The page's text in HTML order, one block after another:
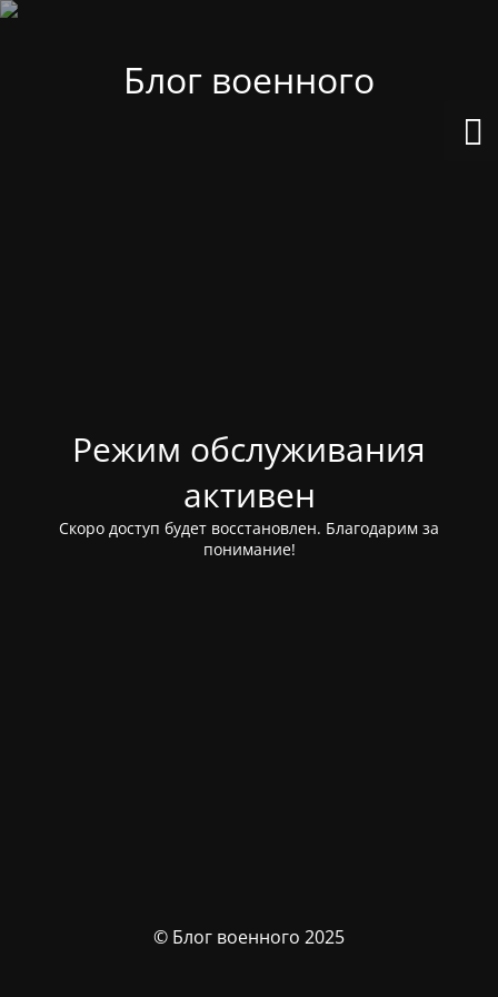
Блог военного
Режим обслуживания
активен
Скоро доступ будет восстановлен. Благодарим за
понимание!
© Блог военного 2025